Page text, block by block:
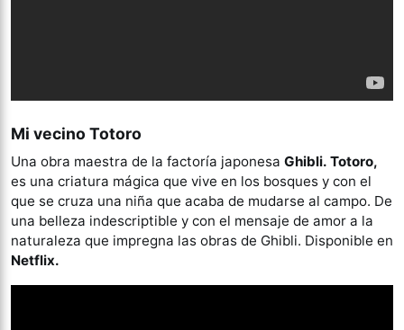
Mi vecino Totoro
Una obra maestra de la factoría japonesa Ghibli. Totoro,
es una criatura mágica que vive en los bosques y con el
que se cruza una niña que acaba de mudarse al campo. De
una belleza indescriptible y con el mensaje de amor a la
naturaleza que impregna las obras de Ghibli. Disponible en
Netflix.